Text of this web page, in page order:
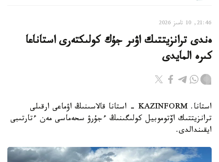
21:46, 10 تامىز 2026
ەندى ترانزيتتىك اۋىر جۇك كولىكتەرى استاناعا
كىرە المايدى
استانا. KAZINFORM - استانا قالاسىنىڭ اۋماعى ارقىلى
ترانزيتتىك اۆتوموبيل كولىگىنىڭ ءجۇرۋ سحەماسى مەن ءتارتىبى
ايقىندالدى.